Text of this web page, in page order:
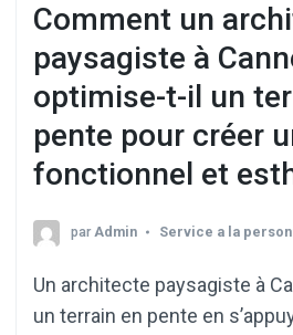
Comment un
paysagiste à
optimise-t-il un
pente pour créer
fonctionnel et
parAdmin Service a la
Un architecte paysagiste à
un terrain en pente en